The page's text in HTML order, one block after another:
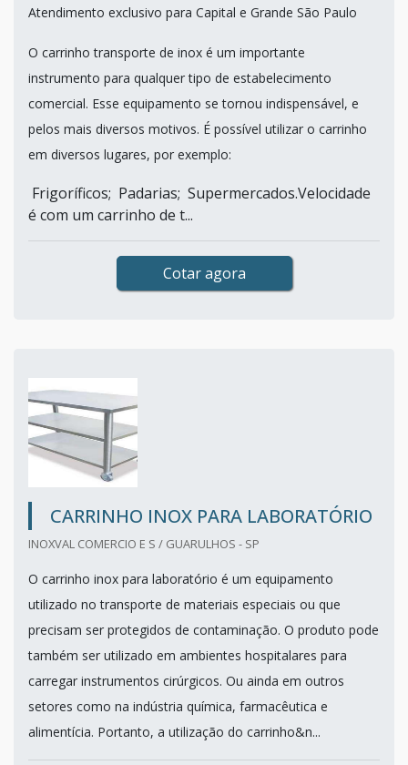
Atendimento exclusivo para Capital e Grande São Paulo
O carrinho transporte de inox é um importante
instrumento para qualquer tipo de estabelecimento
comercial. Esse equipamento se tornou indispensável, e
pelos mais diversos motivos. É possível utilizar o carrinho
em diversos lugares, por exemplo:
Frigoríficos; Padarias; Supermercados.Velocidade
é com um carrinho de t...
Cotar agora
CARRINHO INOX PARA LABORATÓRIO
INOXVAL COMERCIO E S / GUARULHOS - SP
O carrinho inox para laboratório é um equipamento
utilizado no transporte de materiais especiais ou que
precisam ser protegidos de contaminação. O produto pode
também ser utilizado em ambientes hospitalares para
carregar instrumentos cirúrgicos. Ou ainda em outros
setores como na indústria química, farmacêutica e
alimentícia. Portanto, a utilização do carrinho&n...